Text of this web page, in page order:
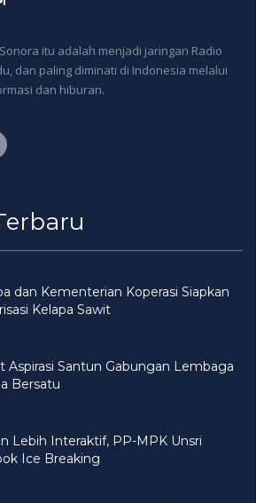
itu adalah menjadi jaringan Radio
dan paling diminati di Indonesia melalui
dan hiburan.
dan Kementerian Koperasi Siapkan
Kelapa Sawit
Aspirasi Santun Gabungan Lembaga
Bersatu
Lebih Interaktif, PP-MPK Unsri
Ice Breaking